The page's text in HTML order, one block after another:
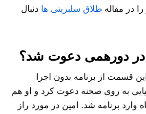
در مقاله طلاق سلبریتی ها دنبال
در دورهمی دعوت شد؟
قسمت از برنامه بدون اجرا
به روی صحنه دعوت کرد و او هم
وارد برنامه شد. امین در مورد راز